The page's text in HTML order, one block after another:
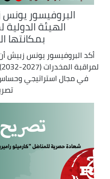
البروفيسور يونس
الهيئة
بمكانتها
أكد البروفيسور يونس زبيش
في مجال استراتيجي